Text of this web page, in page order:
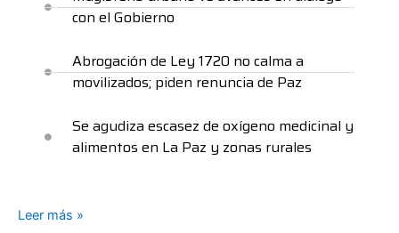
con el Gobierno
Abrogación de Ley 1720 no calma a
movilizados; piden renuncia de Paz
Se agudiza escasez de oxígeno medicinal y
alimentos en La Paz y zonas rurales
Leer más »